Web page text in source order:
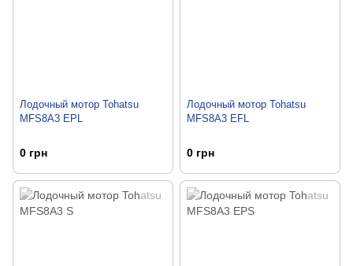
Лодочный мотор Tohatsu
MFS8A3 EPL
0 грн
Лодочный мотор Tohatsu
MFS8A3 EFL
0 грн